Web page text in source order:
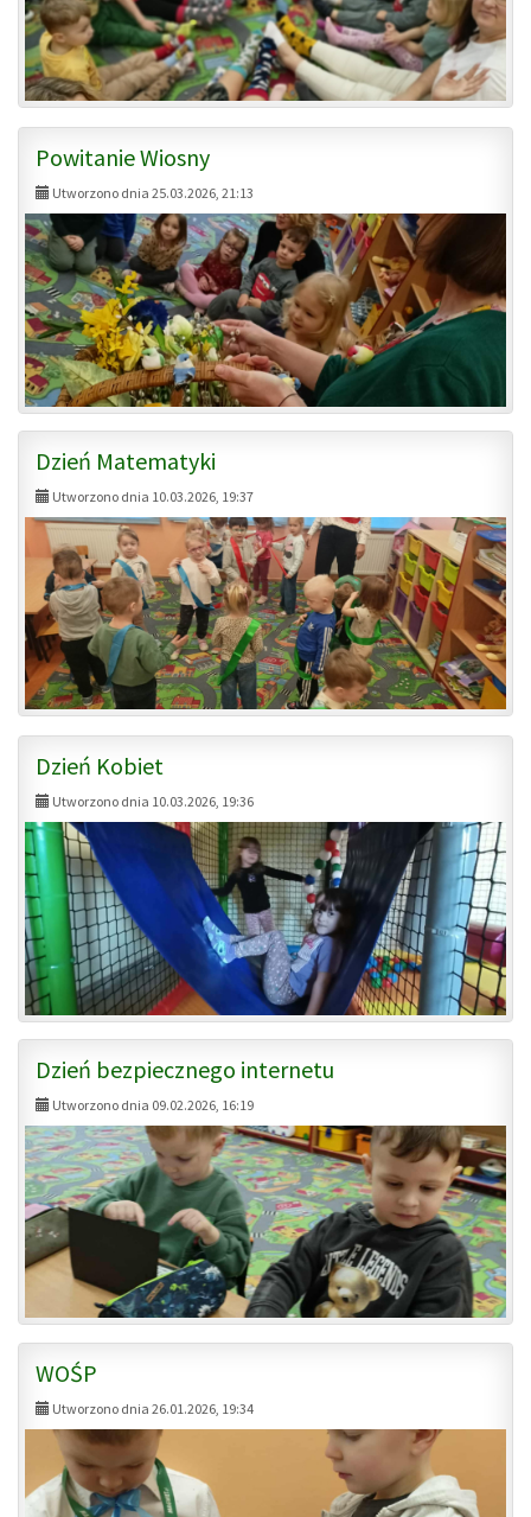
Powitanie Wiosny
Utworzono dnia 25.03.2026, 21:13
Dzień Matematyki
Utworzono dnia 10.03.2026, 19:37
Dzień Kobiet
Utworzono dnia 10.03.2026, 19:36
Dzień bezpiecznego internetu
Utworzono dnia 09.02.2026, 16:19
WOŚP
Utworzono dnia 26.01.2026, 19:34